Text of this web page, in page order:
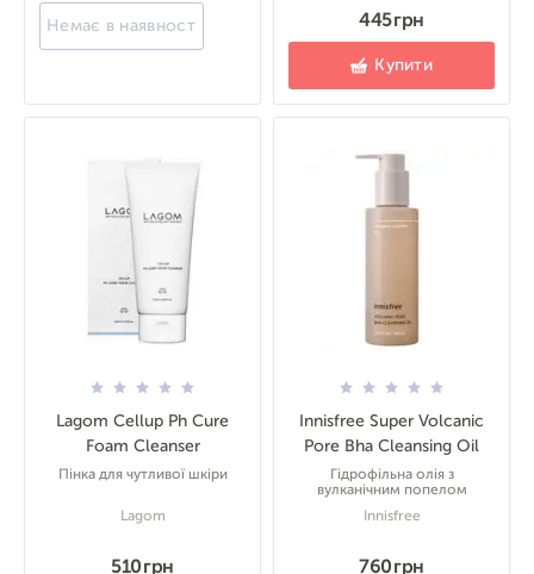
Немає в наявності 445 грн
Купити
Lagom Cellup Ph Cure
Foam Cleanser
Пінка для чутливої шкіри
Lagom
510 грн
Innisfree Super Volcanic
Pore Bha Cleansing Oil
Гідрофільна олія з
вулканічним попелом
Innisfree
760 грн